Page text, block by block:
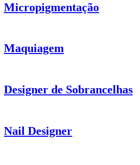
Micropigmentação
Maquiagem
Designer de Sobrancelhas
Nail Designer